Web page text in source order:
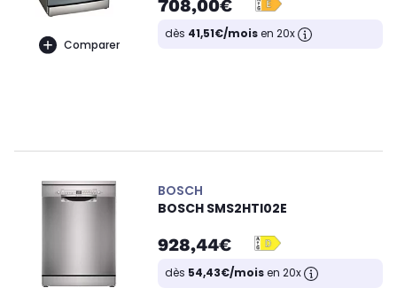
Comparer
708,00€
dès 41,51€/moisen 20x
BOSCH
BOSCH SMS2HTI02E
928,44€
dès 54,43€/moisen 20x